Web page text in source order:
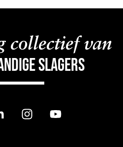
collectief van
slagers